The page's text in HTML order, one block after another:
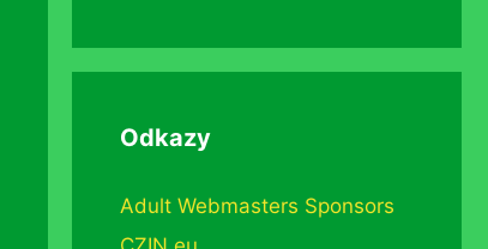
Odkazy
Adult Webmasters Sponsors